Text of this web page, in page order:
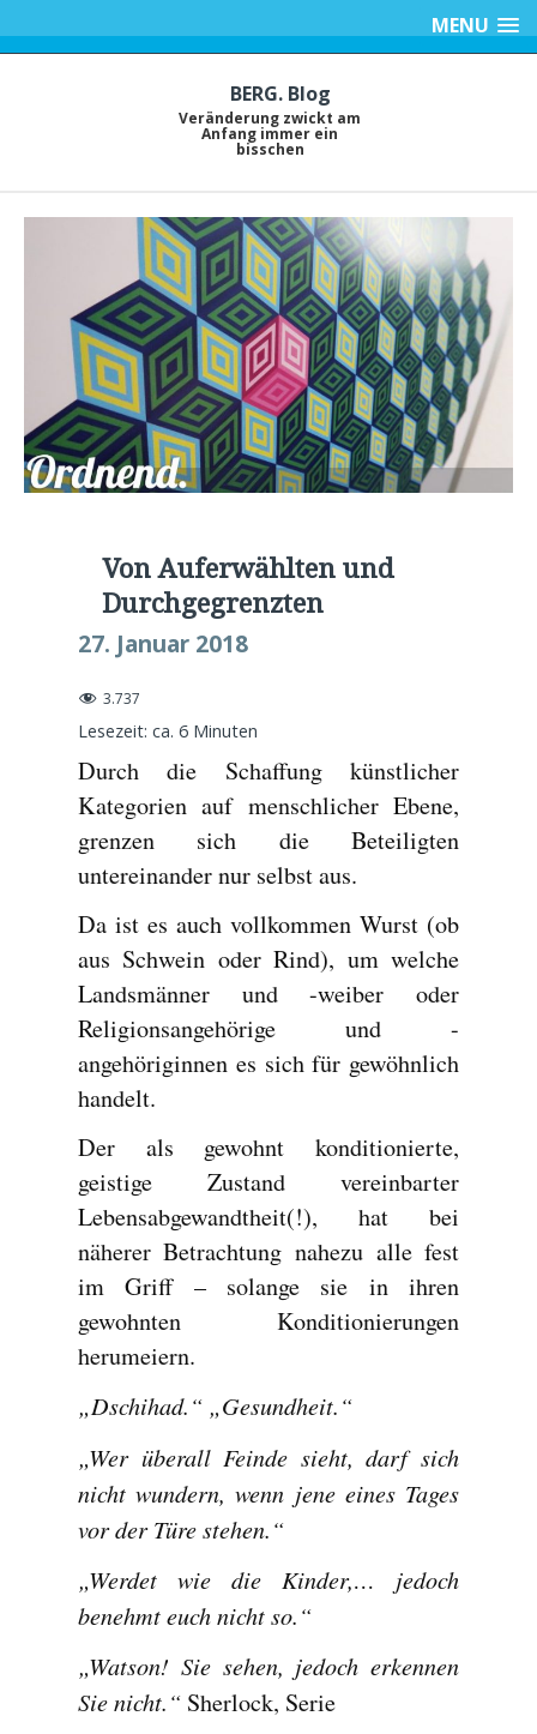
MENU
BERG. Blog
Veränderung zwickt am
Anfang immer ein
bisschen
Von Auferwählten und
Durchgegrenzten
27. Januar 2018
3.737
Lesezeit: ca. 6 Minuten
Durch die Schaffung künstlicher
Kategorien auf menschlicher Ebene,
grenzen sich die Beteiligten
untereinander nur selbst aus.
Da ist es auch vollkommen Wurst (ob
aus Schwein oder Rind), um welche
Landsmänner und -weiber oder
Religionsangehörige und -
angehöriginnen es sich für gewöhnlich
handelt.
Der als gewohnt konditionierte,
geistige Zustand vereinbarter
Lebensabgewandtheit(!), hat bei
näherer Betrachtung nahezu alle fest
im Griff – solange sie in ihren
gewohnten Konditionierungen
herumeiern.
„Dschihad.“ „Gesundheit.“
„Wer überall Feinde sieht, darf sich
nicht wundern, wenn jene eines Tages
vor der Türe stehen.“
„Werdet wie die Kinder,… jedoch
benehmt euch nicht so.“
„Watson! Sie sehen, jedoch erkennen
Sie nicht.“ Sherlock, Serie